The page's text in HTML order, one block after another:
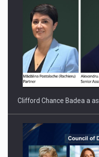
PUTTING ROMANIAN
INTERNATIONAL BUSINESS
Clifford Chance Badea a